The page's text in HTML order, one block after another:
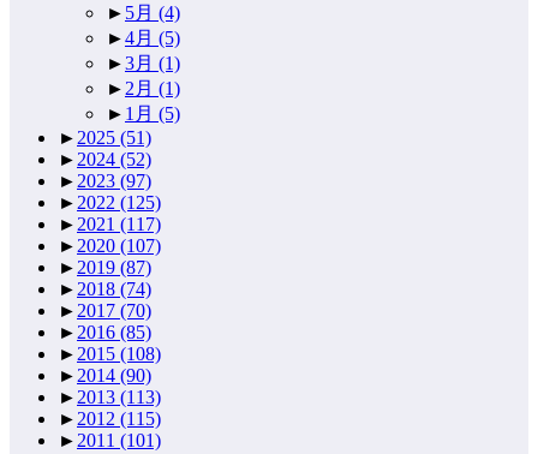
► 5月 (4)
►4月 (5)
►3月 (1)
►2月 (1)
► 1月 (5)
►2025 (51)
►2024 (52)
►2023 (97)
►2022 (125)
►2021 (117)
►2020 (107)
►2019 (87)
►2018 (74)
►2017 (70)
►2016 (85)
►2015 (108)
►2014 (90)
►2013 (113)
►2012 (115)
►2011 (101)